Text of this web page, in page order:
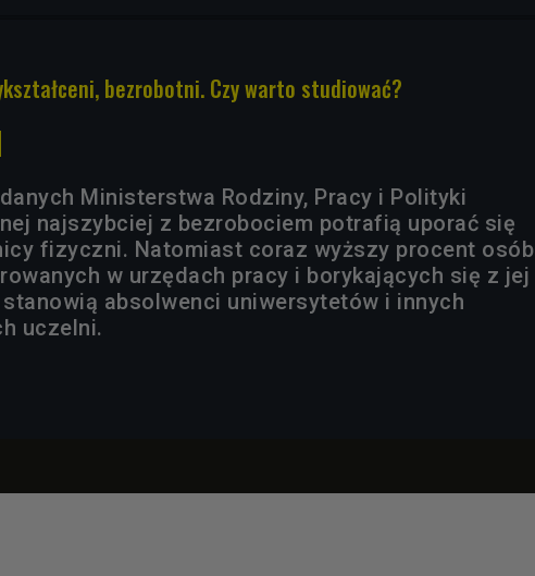
bezrobotni. Czy warto studiować?
danych Ministerstwa Rodziny, Pracy i Polityki
najszybciej z bezrobociem potrafią uporać się
fizyczni. Natomiast coraz wyższy procent osób
w urzędach pracy i borykających się z jej
absolwenci uniwersytetów i innych
uczelni.